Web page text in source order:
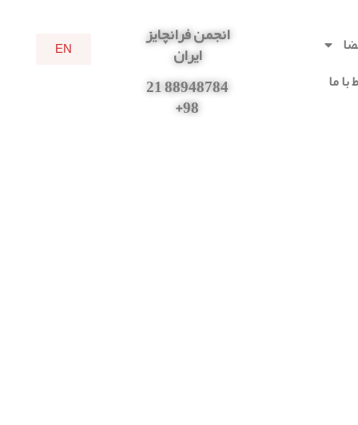
با ما
انجمن فرانچایز
ایران
88948784 21
98+
EN